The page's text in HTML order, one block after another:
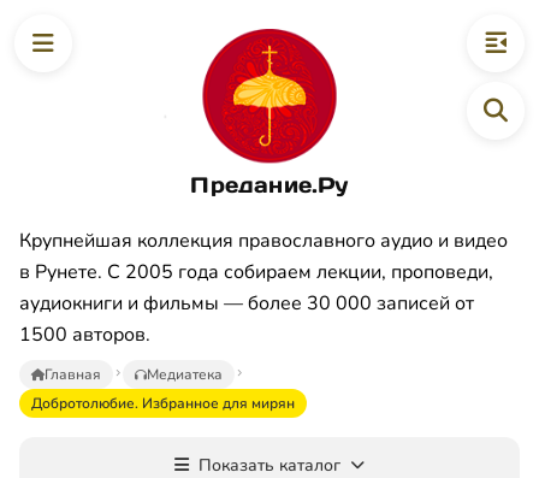
Предание.Ру
Крупнейшая коллекция православного аудио и видео
в Рунете. С 2005 года собираем лекции, проповеди,
аудиокниги и фильмы — более 30 000 записей от
1500 авторов.
Главная
Медиатека
Добротолюбие. Избранное для мирян
Показать каталог